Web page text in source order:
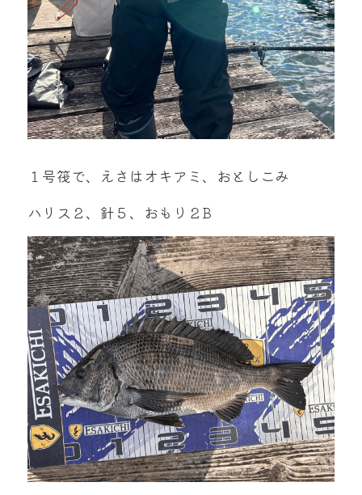
１号筏で、えさはオキアミ、おとしこみ
ハリス２、針５、おもり２B